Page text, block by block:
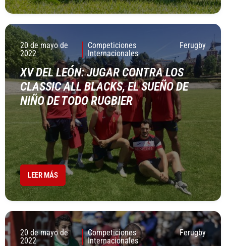
20 de mayo de
2022
Competiciones
Internacionales
Ferugby
XV DEL LEÓN: JUGAR CONTRA LOS
CLASSIC ALL BLACKS, EL SUEÑO DE
NIÑO DE TODO RUGBIER
LEER MÁS
20 de mayo de
2022
Competiciones
Internacionales
Ferugby